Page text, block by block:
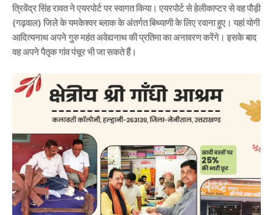
त्रिवेंद्र सिंह रावत ने एयरपोर्ट पर स्वागत किया। एयरपोर्ट से हेलीकाप्टर से वह पौड़ी
(गढ़वाल) जिले के यमकेश्वर ब्लाक के अंतर्गत बिथ्याणी के लिए रवाना हुए। यहां योगी
आदित्यनाथ अपने गुरु महंत अवेद्यनाथ की प्रतिमा का अनावरण करेंगे। इसके बाद
वह अपने पैतृक गांव पंचूर भी जा सकते हैं।